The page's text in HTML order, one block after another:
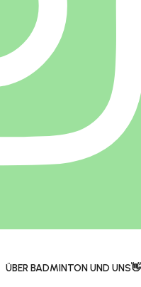
ÜBER BADMINTON UND UNS👋